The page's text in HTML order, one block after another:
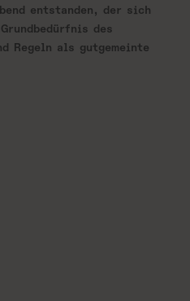
entstanden, der sich
des
Regeln als gutgemeinte